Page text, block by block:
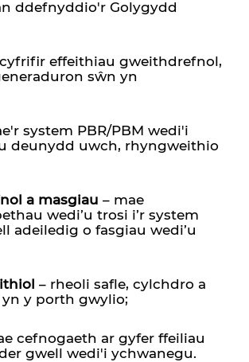
ddefnyddio'r Golygydd
effeithiau gweithdrefnol,
sŵn yn
system PBR/PBM wedi'i
deunydd uwch, rhyngweithio
a masgiau – mae
wedi’u trosi i’r system
adeiledig o fasgiau wedi’u
– rheoli safle, cylchdro a
y porth gwylio;
cefnogaeth ar gyfer ffeiliau
gwell wedi'i ychwanegu.